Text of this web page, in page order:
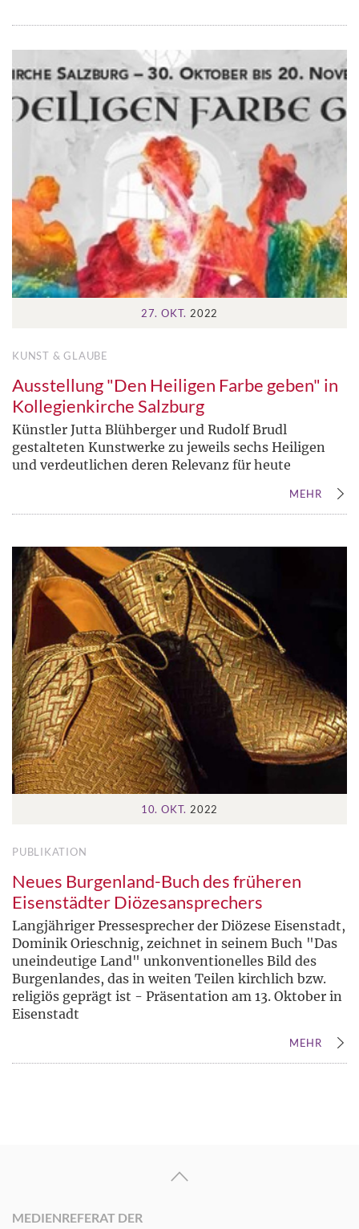
27. OKT. 2022
KUNST & GLAUBE
Ausstellung "Den Heiligen Farbe geben" in
Kollegienkirche Salzburg
Künstler Jutta Blühberger und Rudolf Brudl
gestalteten Kunstwerke zu jeweils sechs Heiligen
und verdeutlichen deren Relevanz für heute
MEHR
10. OKT. 2022
PUBLIKATION
Neues Burgenland-Buch des früheren
Eisenstädter Diözesansprechers
Langjähriger Pressesprecher der Diözese Eisenstadt,
Dominik Orieschnig, zeichnet in seinem Buch "Das
uneindeutige Land" unkonventionelles Bild des
Burgenlandes, das in weiten Teilen kirchlich bzw.
religiös geprägt ist - Präsentation am 13. Oktober in
Eisenstadt
MEHR
MEDIENREFERAT DER